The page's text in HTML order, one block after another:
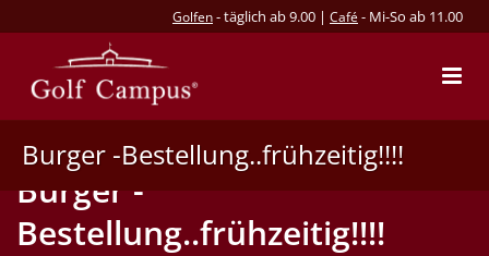
Golfen- täglich ab 9.00 | Café - Mi-So ab 11.00
Burger -Bestellung..frühzeitig!!!!
Burger -
Bestellung..frühzeitig!!!!